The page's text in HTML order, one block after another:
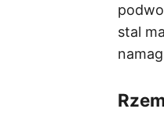
stal